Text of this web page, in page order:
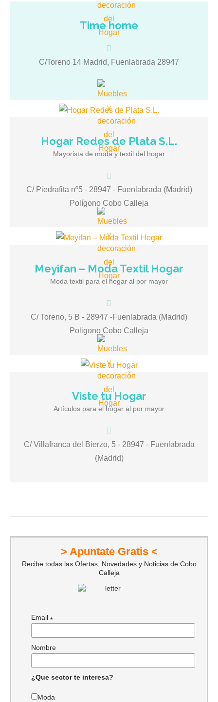
Llevamos Más de 10 años trabajando en sector de
cuadros, portafotos, marcos de foto, decoraciones etc
Time home
C/Toreno 14 Madrid, Fuenlabrada 28947
Redes de Plata S.L. Mayorista de Moda para el Hogar
Sabanas Cortinas Decoración de casa Cojines Textil
Hogar Redes de Plata S.L.
Mayorista de moda y textil del hogar
C/ Piedrafita nº5 - 28947 - Fuenlabrada (Madrid)
Polígono Cobo Calleja
Meyifan – Mayorista de Moda Textil Hogar Cortinas Rieles
y Barras de cortina Pomos embellecedores para las barra
mayor
Meyifan – Moda Textil Hogar
Moda textil para el hogar al por mayor
C/ Toreno, 5 B - 28947 -Fuenlabrada (Madrid)
Poligono Cobo Calleja
Viste tu Hogar Cortinas Barra de cortinas Fundas de Sofa
Artículos de decoración del hogar Fundas Nórdicas
Viste tu Hogar
Artículos para el hogar al por mayor
C/ Villafranca del Bierzo, 5 - 28947 - Fuenlabrada
(Madrid)
> Apuntate Gratis <
Recibe todas las Ofertas, Novedades y Noticias de Cobo
Calleja
Email *
Nombre
¿Que sector te interesa?
Moda